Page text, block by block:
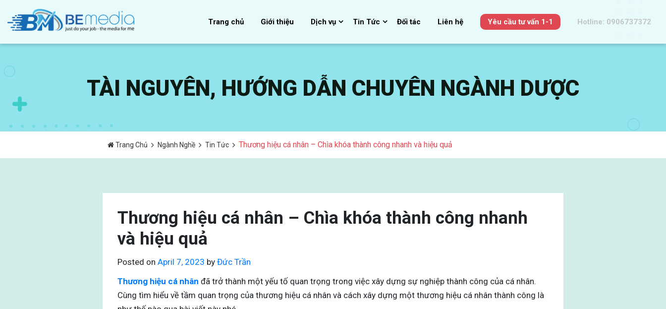
Trang chủ Giới thiệu Dịch vụ Tin Tức Đối tác Liên hệ Yêu cầu tư vấn 1-1 Hotline: 0906737372
TÀI NGUYÊN, HƯỚNG DẪN CHUYÊN NGÀNH DƯỢC
Trang Chủ Ngành Nghề Tin Tức Thương hiệu cá nhân – Chìa khóa thành công nhanh và hiệu quả
Thương hiệu cá nhân – Chìa khóa thành công nhanh
và hiệu quả
Posted on April 7, 2023 by Đức Trần
Thương hiệu cá nhân đã trở thành một yếu tố quan trọng trong việc xây dựng sự nghiệp thành công của cá nhân.
Cùng tìm hiểu về tầm quan trọng của thương hiệu cá nhân và cách xây dựng một thương hiệu cá nhân thành công là